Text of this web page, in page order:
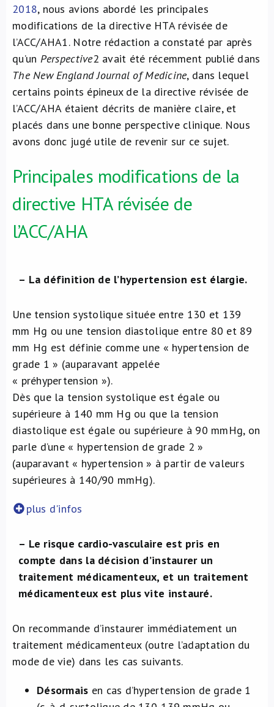
2018, nous avions abordé les principales
modifications de la directive HTA révisée de
l’ACC/AHA1. Notre rédaction a constaté par après
qu’un Perspective2 avait été récemment publié dans
The New England Journal of Medicine, dans lequel
certains points épineux de la directive révisée de
l’ACC/AHA étaient décrits de manière claire, et
placés dans une bonne perspective clinique. Nous
avons donc jugé utile de revenir sur ce sujet.
Principales modifications de la
directive HTA révisée de
l’ACC/AHA
– La définition de l’hypertension est élargie.
Une tension systolique située entre 130 et 139
mm Hg ou une tension diastolique entre 80 et 89
mm Hg est définie comme une « hypertension de
grade 1 » (auparavant appelée
« préhypertension »).
Dès que la tension systolique est égale ou
supérieure à 140 mm Hg ou que la tension
diastolique est égale ou supérieure à 90 mmHg, on
parle d’une « hypertension de grade 2 »
(auparavant « hypertension » à partir de valeurs
supérieures à 140/90 mmHg).
plus d'infos
– Le risque cardio-vasculaire est pris en
compte dans la décision d’instaurer un
traitement médicamenteux, et un traitement
médicamenteux est plus vite instauré.
On recommande d’instaurer immédiatement un
traitement médicamenteux (outre l’adaptation du
mode de vie) dans les cas suivants.
Désormais en cas d’hypertension de grade 1